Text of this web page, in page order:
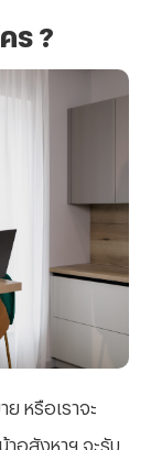
ร ?
หรือเราจะ
าอสังหาฯ จะรับ